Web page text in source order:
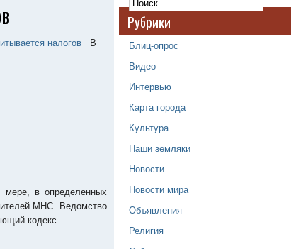
В
мере, в определенных
МНС. Ведомство
кодекс.
Рубрики
Блиц-опрос
Видео
Интервью
Карта города
Культура
Наши земляки
Новости
Новости мира
Объявления
Религия